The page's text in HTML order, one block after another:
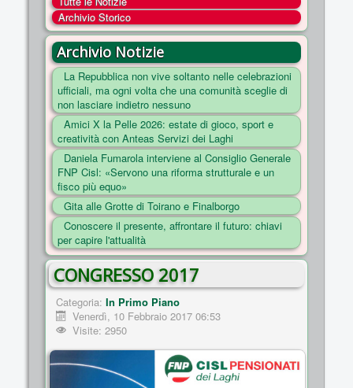
COSA FACCIAMO
ENTI
NOTIZIE
ESSENZIALI
MAPPA DEL SITO
CONVENZIONI
FOTO
SOCIAL
Archivio Storico
Archivio Notizie
La Repubblica non vive soltanto nelle celebrazioni
ufficiali, ma ogni volta che una comunità sceglie di
non lasciare indietro nessuno
Amici X la Pelle 2026: estate di gioco, sport e
creatività con Anteas Servizi dei Laghi
Daniela Fumarola interviene al Consiglio Generale
FNP Cisl: «Servono una riforma strutturale e un
fisco più equo»
Gita alle Grotte di Toirano e Finalborgo
Conoscere il presente, affrontare il futuro: chiavi
per capire l'attualità
CONGRESSO 2017
Categoria: In Primo Piano
Venerdì, 10 Febbraio 2017 06:53
Visite: 2950